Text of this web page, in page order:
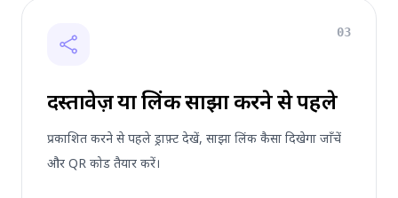
03
दस्तावेज़ या लिंक साझा करने से पहले
प्रकाशित करने से पहले ड्राफ़्ट देखें, साझा लिंक कैसा दिखेगा जाँचें
और QR कोड तैयार करें।